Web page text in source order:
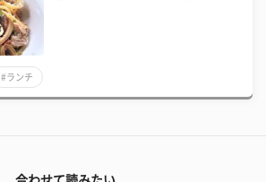
#ランチ